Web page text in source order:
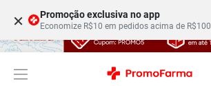
× Promoção exclusiva no app
Economize R$10 em pedidos acima de R$100